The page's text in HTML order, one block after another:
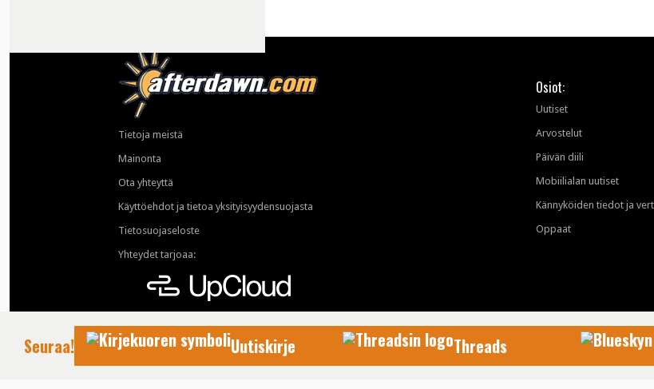
Tietoja meistä
Mainonta
Ota yhteyttä
Käyttöehdot ja tietoa yksityisyydensuojasta
Tietosuojaseloste
Yhteydet tarjoaa:
Osiot:
Uutiset
Arvostelut
Päivän diili
Mobiilialan uutiset
Kännyköiden tiedot ja
Oppaat
© 1999-2026 AfterDawn Oy
Seuraa! Uutiskirje Threads